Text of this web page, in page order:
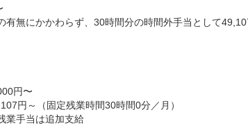
有無にかかわらず、30時間分の時間外手当として
円〜
円～（固定残業時間30時間0分／月）
業手当は追加支給